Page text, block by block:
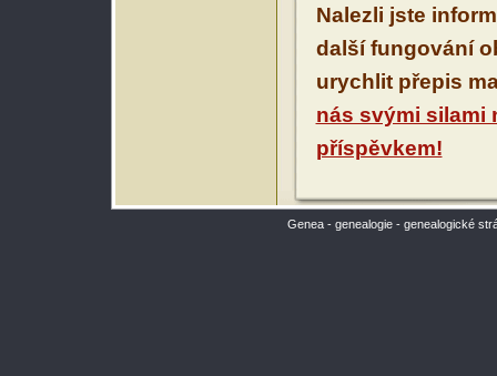
Nalezli jste
další fungování
urychlit přepis
nás svými silami
příspěvkem!
Genea - genealogie - genealogické